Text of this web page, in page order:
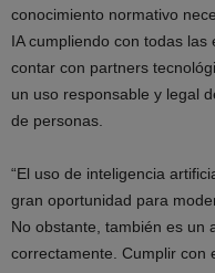
conocimiento normativo
IA cumpliendo con todas
contar con partners
un uso responsable y legal
de personas.
“El uso de inteligencia
gran oportunidad para
No obstante, también es un
correctamente. Cumplir con